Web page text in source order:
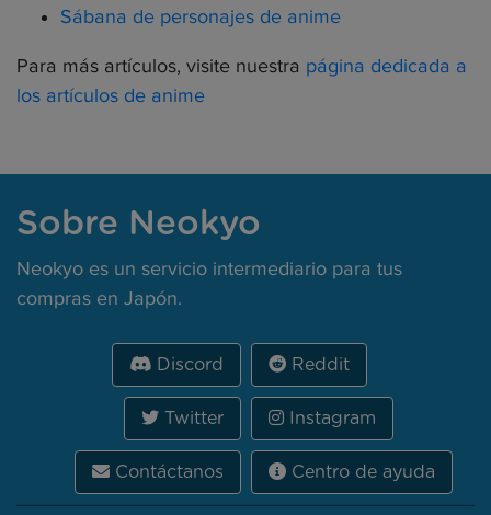
Sábana de personajes de anime
Para más artículos, visite nuestra página dedicada a
los artículos de anime
Sobre Neokyo
Neokyo es un servicio intermediario para tus
compras en Japón.
Discord Reddit
Twitter Instagram
Contáctanos Centro de ayuda